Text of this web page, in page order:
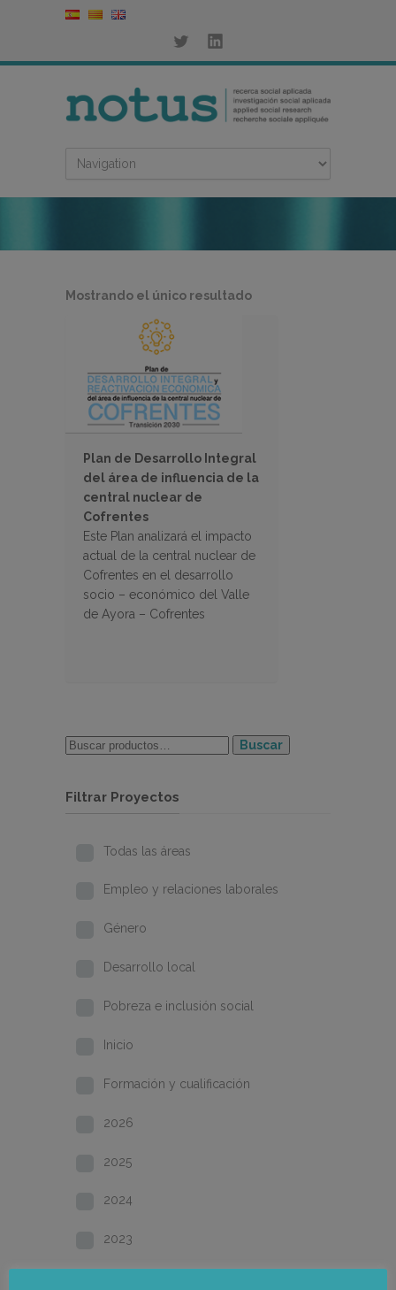
Mostrando el único resultado
Plan de Desarrollo Integral
del área de influencia de la
central nuclear de
Cofrentes
Este Plan analizará el impacto
actual de la central nuclear de
Cofrentes en el desarrollo
socio – económico del Valle
de Ayora – Cofrentes
Buscar
Filtrar Proyectos
Todas las áreas
Empleo y relaciones laborales
Género
Desarrollo local
Pobreza e inclusión social
Inicio
Formación y cualificación
2026
2025
2024
2023